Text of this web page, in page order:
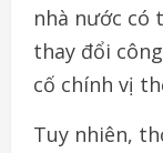
nhà nước có
thay đổi
cố chính vị
Tuy nhiên,